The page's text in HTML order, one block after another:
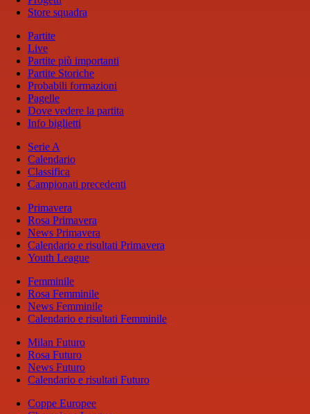
Store squadra
Partite
Live
Partite più importanti
Partite Storiche
Probabili formazioni
Pagelle
Dove vedere la partita
Info biglietti
Serie A
Calendario
Classifica
Campionati precedenti
Primavera
Rosa Primavera
News Primavera
Calendario e risultati Primavera
Youth League
Femminile
Rosa Femminile
News Femminile
Calendario e risultati Femminile
Milan Futuro
Rosa Futuro
News Futuro
Calendario e risultati Futuro
Coppe Europee